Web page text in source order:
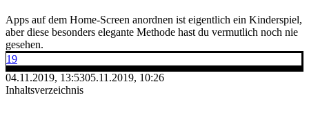
Apps auf dem Home-Screen anordnen ist eigentlich ein Kinderspiel,
aber diese besonders elegante Methode hast du vermutlich noch nie
gesehen.
19
04.11.2019, 13:5305.11.2019, 10:26
Inhaltsverzeichnis